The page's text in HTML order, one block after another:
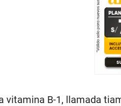
vitamina B-1, llamada